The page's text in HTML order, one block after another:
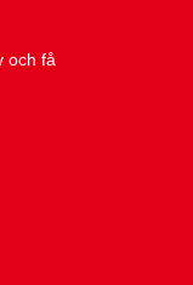
och få